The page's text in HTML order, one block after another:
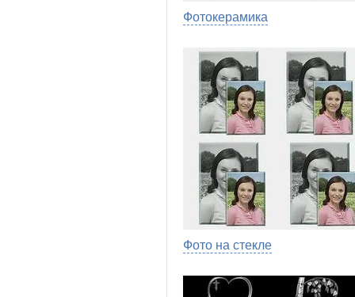
Фотокерамика
Фото на стекле